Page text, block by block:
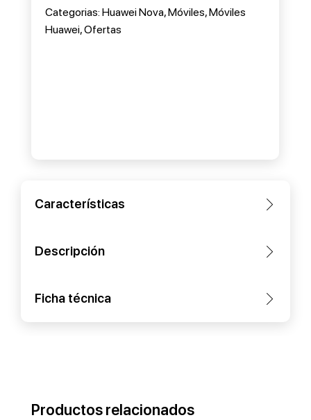
Categorias: Huawei Nova,Móviles,Móviles
Huawei,Ofertas
Características
Descripción
Ficha técnica
Productos relacionados